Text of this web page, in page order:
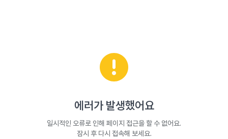
에러가 발생했어요
일시적인 오류로 인해 페이지 접근을 할 수 없어요.
잠시 후 다시 접속해 보세요.